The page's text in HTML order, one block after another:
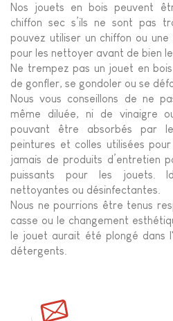
Nos jouets en bois peuvent
chiffon sec s’ils ne sont pas
pouvez utiliser un chiffon ou
pour les nettoyer avant de bien
Ne trempez pas un jouet en
de gonfler, se gondoler ou se
Nous vous conseillons de ne
même diluée, ni de vinaigre
pouvant être absorbés par
peintures et colles utilisées
jamais de produits d’entretien
puissants pour les jouets.
nettoyantes ou désinfectantes.
Nous ne pourrions être tenus
casse ou le changement
le jouet aurait été plongé dans
détergents.